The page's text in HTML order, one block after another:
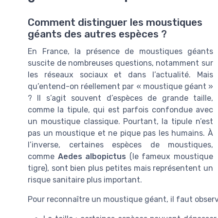
Comment distinguer les moustiques
géants des autres espèces ?
En France, la présence de moustiques géants
suscite de nombreuses questions, notamment sur
les réseaux sociaux et dans l’actualité. Mais
qu’entend-on réellement par « moustique géant »
? Il s’agit souvent d’espèces de grande taille,
comme la tipule, qui est parfois confondue avec
un moustique classique. Pourtant, la tipule n’est
pas un moustique et ne pique pas les humains. À
l’inverse, certaines espèces de moustiques,
comme Aedes albopictus (le fameux moustique
tigre), sont bien plus petites mais représentent un
risque sanitaire plus important.
Pour reconnaître un moustique géant, il faut